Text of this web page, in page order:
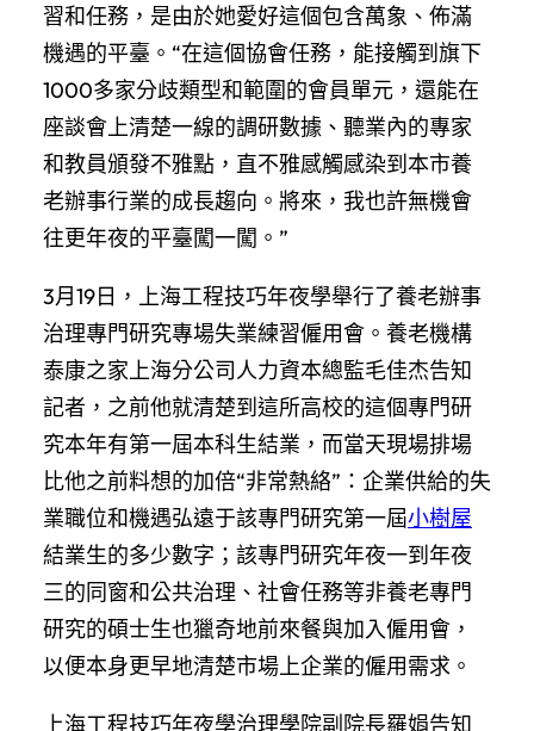
習和任務，是由於她愛好這個包含萬象、佈滿
機遇的平臺。“在這個協會任務，能接觸到旗下
1000多家分歧類型和範圍的會員單元，還能在
座談會上清楚一線的調研數據、聽業內的專家
和教員頒發不雅點，直不雅感觸感染到本市養
老辦事行業的成長趨向。將來，我也許無機會
往更年夜的平臺闖一闖。”
3月19日，上海工程技巧年夜學舉行了養老辦事
治理專門研究專場失業練習僱用會。養老機構
泰康之家上海分公司人力資本總監毛佳杰告知
記者，之前他就清楚到這所高校的這個專門研
究本年有第一屆本科生結業，而當天現場排場
比他之前料想的加倍“非常熱絡”：企業供給的失
業職位和機遇弘遠于該專門研究第一屆小樹屋
結業生的多少數字；該專門研究年夜一到年夜
三的同窗和公共治理、社會任務等非養老專門
研究的碩士生也獵奇地前來餐與加入僱用會，
以便本身更早地清楚市場上企業的僱用需求。
上海工程技巧年夜學治理學院副院長羅娟告知